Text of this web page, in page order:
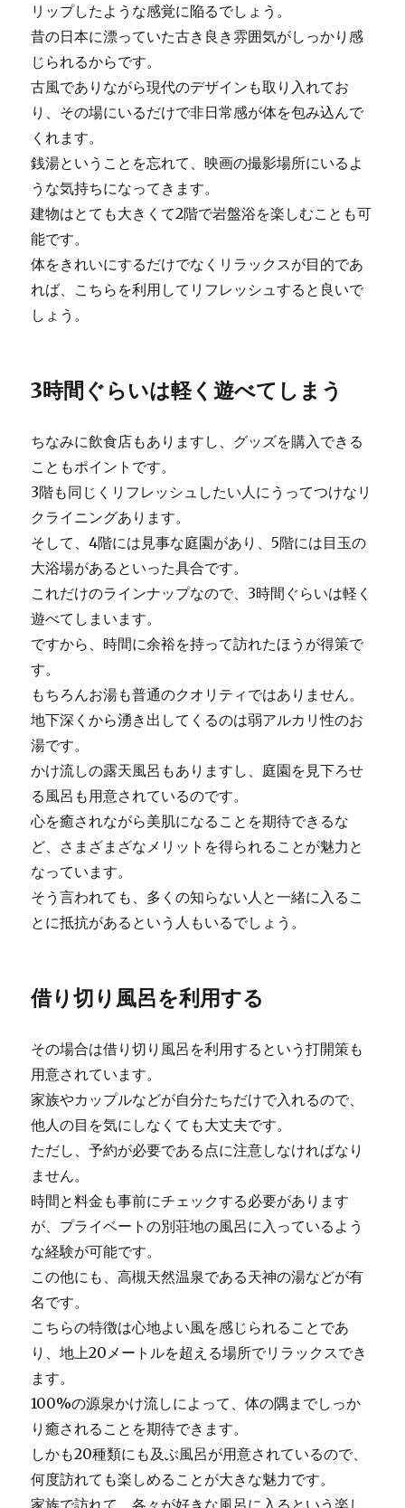
リップしたような感覚に陥るでしょう。
昔の日本に漂っていた古き良き雰囲気がしっかり感
じられるからです。
古風でありながら現代のデザインも取り入れてお
り、その場にいるだけで非日常感が体を包み込んで
くれます。
銭湯ということを忘れて、映画の撮影場所にいるよ
うな気持ちになってきます。
建物はとても大きくて2階で岩盤浴を楽しむことも可
能です。
体をきれいにするだけでなくリラックスが目的であ
れば、こちらを利用してリフレッシュすると良いで
しょう。
3時間ぐらいは軽く遊べてしまう
ちなみに飲食店もありますし、グッズを購入できる
こともポイントです。
3階も同じくリフレッシュしたい人にうってつけなリ
クライニングあります。
そして、4階には見事な庭園があり、5階には目玉の
大浴場があるといった具合です。
これだけのラインナップなので、3時間ぐらいは軽く
遊べてしまいます。
ですから、時間に余裕を持って訪れたほうが得策で
す。
もちろんお湯も普通のクオリティではありません。
地下深くから湧き出してくるのは弱アルカリ性のお
湯です。
かけ流しの露天風呂もありますし、庭園を見下ろせ
る風呂も用意されているのです。
心を癒されながら美肌になることを期待できるな
ど、さまざまざなメリットを得られることが魅力と
なっています。
そう言われても、多くの知らない人と一緒に入るこ
とに抵抗があるという人もいるでしょう。
借り切り風呂を利用する
その場合は借り切り風呂を利用するという打開策も
用意されています。
家族やカップルなどが自分たちだけで入れるので、
他人の目を気にしなくても大丈夫です。
ただし、予約が必要である点に注意しなければなり
ません。
時間と料金も事前にチェックする必要があります
が、プライベートの別荘地の風呂に入っているよう
な経験が可能です。
この他にも、高槻天然温泉である天神の湯などが有
名です。
こちらの特徴は心地よい風を感じられることであ
り、地上20メートルを超える場所でリラックスでき
ます。
100%の源泉かけ流しによって、体の隅までしっか
り癒されることを期待できます。
しかも20種類にも及ぶ風呂が用意されているので、
何度訪れても楽しめることが大きな魅力です。
家族で訪れて、各々が好きな風呂に入るという楽し